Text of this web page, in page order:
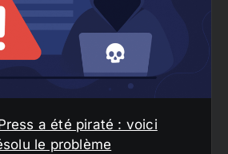
a été piraté : voici
le problème